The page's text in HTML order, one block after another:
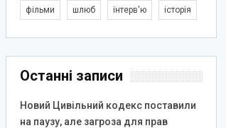
фільми шлюб інтерв'ю історія
Останні записи
Новий Цивільний кодекс поставили
на паузу, але загроза для прав